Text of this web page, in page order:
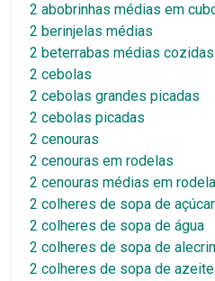
2 abobrinhas médias em
2 berinjelas médias
2 beterrabas médias
2 cebolas
2 cebolas grandes picadas
2 cebolas picadas
2 cenouras
2 cenouras em rodelas
2 cenouras médias em
2 colheres de sopa de açúcar
2 colheres de sopa de água
2 colheres de sopa de
2 colheres de sopa de azeite